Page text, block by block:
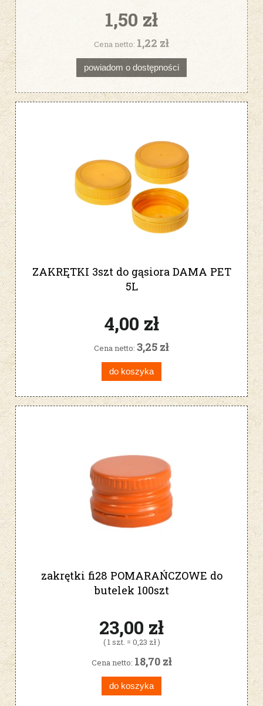
1,50 zł
Cena netto: 1,22 zł
powiadom o dostępności
ZAKRĘTKI 3szt do gąsiora DAMA PET
5L
4,00 zł
Cena netto: 3,25 zł
do koszyka
zakrętki fi28 POMARAŃCZOWE do
butelek 100szt
23,00 zł
( 1 szt. = 0,23 zł )
Cena netto: 18,70 zł
do koszyka